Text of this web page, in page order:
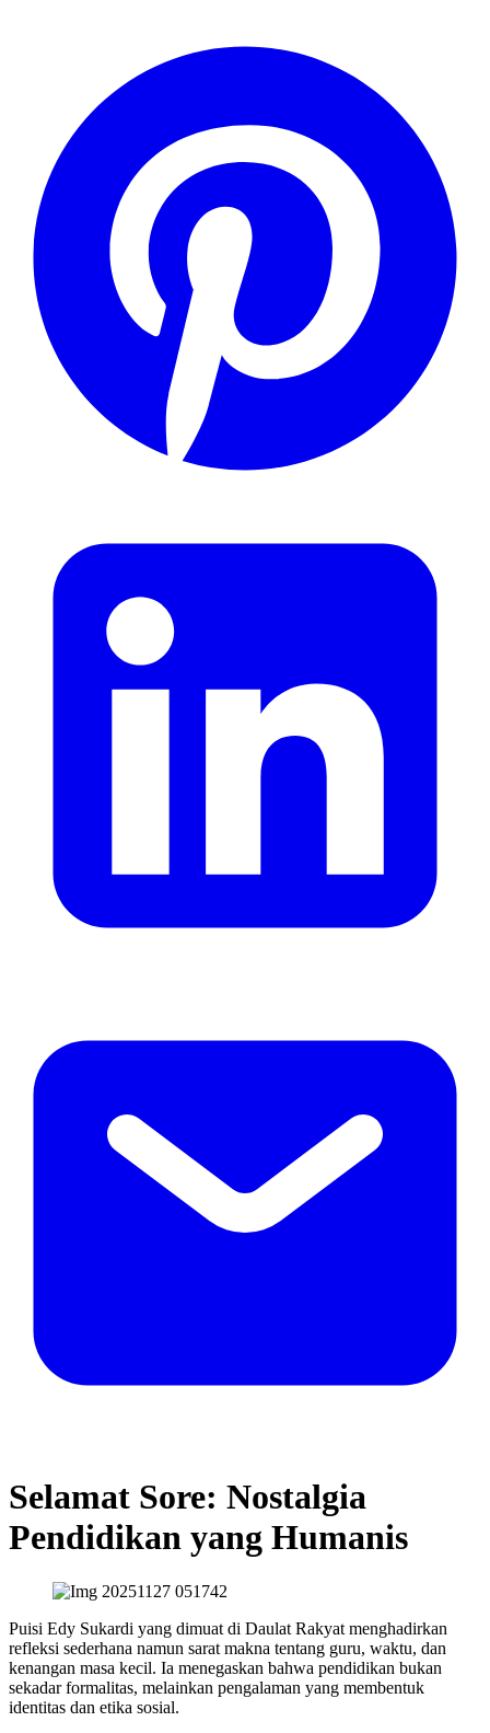
Selamat Sore: Nostalgia
Pendidikan yang Humanis
Puisi Edy Sukardi yang dimuat di Daulat Rakyat menghadirkan
refleksi sederhana namun sarat makna tentang guru, waktu, dan
kenangan masa kecil. Ia menegaskan bahwa pendidikan bukan
sekadar formalitas, melainkan pengalaman yang membentuk
identitas dan etika sosial.